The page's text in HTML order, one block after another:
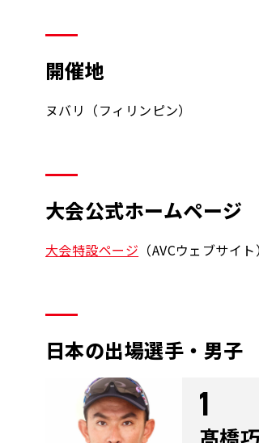
開催地
ヌバリ（フィリンピン）
大会公式ホームページ
大会特設ページ （AVCウェブサイト）
日本の出場選手・男子
1
髙橋巧